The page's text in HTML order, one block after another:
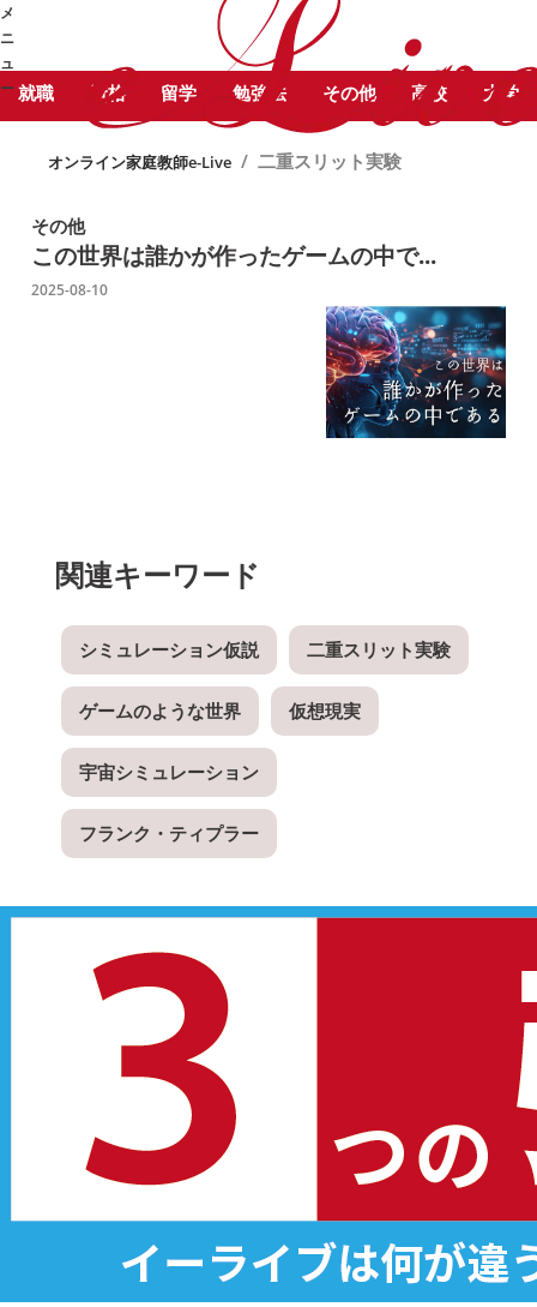
メ
ニ
ュ
ー
STUDY COLUMN
勉強コラム
二重スリット実験 に関する記事をピ
ックアップしています。
就職
資格 留学 勉強法 その他 高校 大学
オンライン家庭教師e-Live / 二重スリット実験
その他
この世界は誰かが作ったゲームの中で...
2025-08-10
関連キーワード
シミュレーション仮説 二重スリット実験
ゲームのような世界 仮想現実
宇宙シミュレーション
フランク・ティプラー